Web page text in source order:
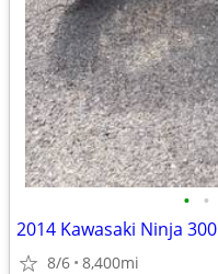
• •
2014 Kawasaki Ninja 300
8/6 8,400mi